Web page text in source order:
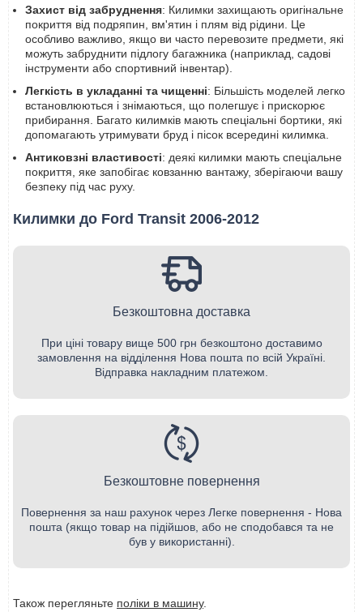
Захист від забруднення: Килимки захищають оригінальне
покриття від подряпин, вм'ятин і плям від рідини. Це
особливо важливо, якщо ви часто перевозите предмети, які
можуть забруднити підлогу багажника (наприклад, садові
інструменти або спортивний інвентар).
Легкість в укладанні та чищенні: Більшість моделей легко
встановлюються і знімаються, що полегшує і прискорює
прибирання. Багато килимків мають спеціальні бортики, які
допомагають утримувати бруд і пісок всередині килимка.
Антиковзні властивості: деякі килимки мають спеціальне
покриття, яке запобігає ковзанню вантажу, зберігаючи вашу
безпеку під час руху.
Килимки до Ford Transit 2006-2012
Безкоштовна доставка
При ціні товару вище 500 грн безкоштоно доставимо
замовлення на відділення Нова пошта по всій Україні.
Відправка накладним платежом.
Безкоштовне повернення
Повернення за наш рахунок через Легке повернення - Нова
пошта (якщо товар на підійшов, або не сподобався та не
був у використанні).
Також перегляньте поліки в машину.